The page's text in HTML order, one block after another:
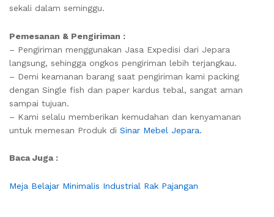
sekali dalam seminggu.
Pemesanan & Pengiriman :
– Pengiriman menggunakan Jasa Expedisi dari Jepara
langsung, sehingga ongkos pengiriman lebih terjangkau.
– Demi keamanan barang saat pengiriman kami packing
dengan Single fish dan paper kardus tebal, sangat aman
sampai tujuan.
– Kami selalu memberikan kemudahan dan kenyamanan
untuk memesan Produk di Sinar Mebel Jepara.
Baca Juga :
Meja Belajar Minimalis Industrial Rak Pajangan